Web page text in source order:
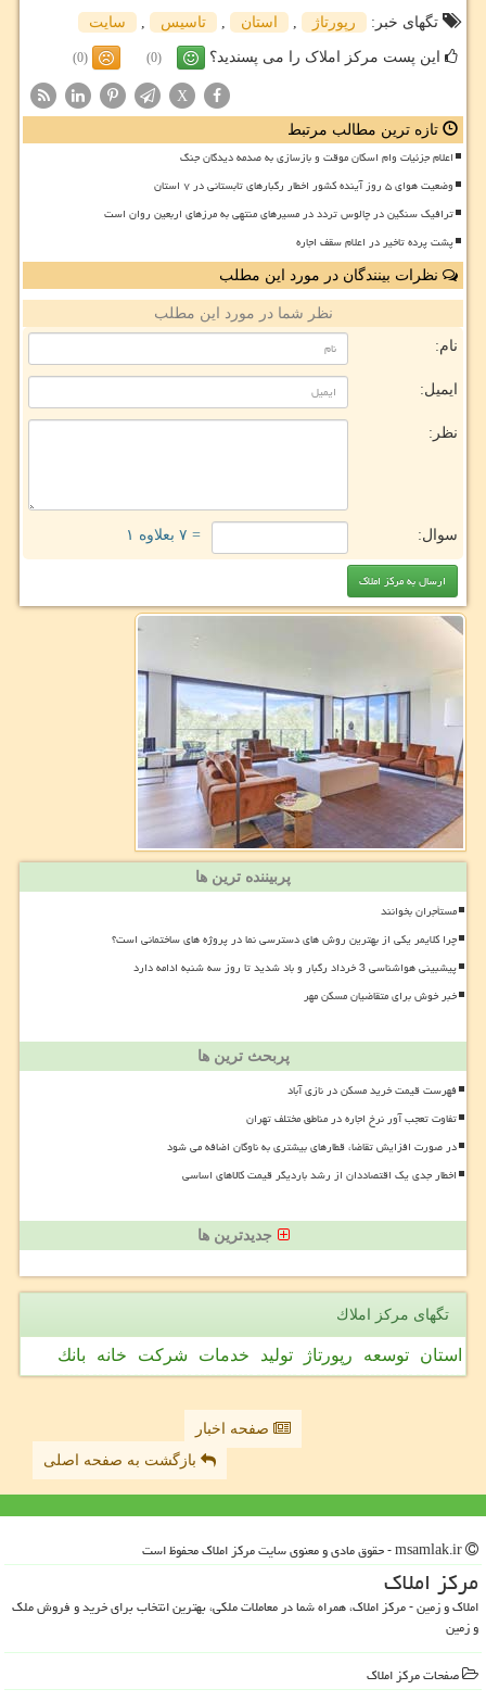
تگهای خبر:
رپورتاژ استان تاسیس سایت
این پست مرکز املاک را می پسندید؟ (0)
(0)
X
تازه ترین مطالب مرتبط
اعلام جزئیات وام اسکان موقت و بازسازی به صدمه دیدگان جنگ
وضعیت هوای ۵ روز آینده کشور اخطار رگبارهای تابستانی در ۷ استان
ترافیک سنگین در چالوس تردد در مسیرهای منتهی به مرزهای اربعین روان است
پشت پرده تاخیر در اعلام سقف اجاره
نظرات بینندگان در مورد این مطلب
نظر شما در مورد این مطلب
نام:
ایمیل:
نظر:
سوال: = ۷ بعلاوه ۱
پربیننده ترین ها
مستأجران بخوانند
چرا کلایمر یکی از بهترین روش های دسترسی نما در پروژه های ساختمانی است؟
پیشبینی هواشناسی 3 خرداد رگبار و باد شدید تا روز سه شنبه ادامه دارد
خبر خوش برای متقاضیان مسکن مهر
پربحث ترین ها
فهرست قیمت خرید مسکن در نازی آباد
تفاوت تعجب آور نرخ اجاره در مناطق مختلف تهران
در صورت افزایش تقاضا، قطارهای بیشتری به ناوگان اضافه می شود
اخطار جدی یک اقتصاددان از رشد باردیگر قیمت کالاهای اساسی
جدیدترین ها
تگهای مركز املاك
استان توسعه رپورتاژ تولید خدمات شركت خانه بانك
صفحه اخبار
بازگشت به صفحه اصلی
مركز املاك
املاک و زمین - مرکز املاک، همراه شما در معاملات ملکی، بهترین انتخاب برای خرید و فروش ملک
و زمین
صفحات مركز املاك